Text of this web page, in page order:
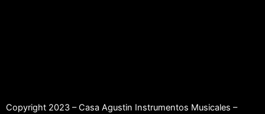
Copyright 2023 – Casa Agustin Instrumentos Musicales –